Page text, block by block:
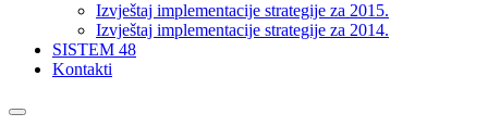
Izvještaj implementacije strategije za 2015.
Izvještaj implementacije strategije za 2014.
SISTEM 48
Kontakti